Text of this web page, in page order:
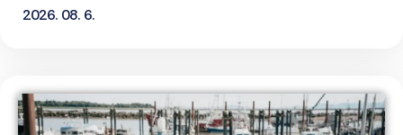
2026. 08. 6.